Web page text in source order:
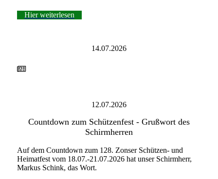
Hier weiterlesen
14.07.2026
12.07.2026
Countdown zum Schützenfest - Grußwort des
Schirmherren
Auf dem Countdown zum 128. Zonser Schützen- und
Heimatfest vom 18.07.-21.07.2026 hat unser Schirmherr,
Markus Schink, das Wort.